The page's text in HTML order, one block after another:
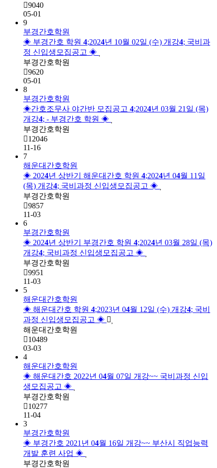
9040
05-01
9
부경간호학원
◈ 부경간호 학원  4;2024년 10월 02일 (수) 개강4; 국비과
정 신입생모집공고 ◈
부경간호학원
9620
05-01
8
부경간호학원
◈간호조무사 야간반 모집공고  4;2024년 03월 21일 (목)
개강4; - 부경간호 학원 ◈
부경간호학원
12046
11-16
7
해운대간호학원
◈ 2024년 상반기 해운대간호 학원  4;2024년 04월 11일
(목) 개강4; 국비과정 신입생모집공고 ◈
부경간호학원
9857
11-03
6
부경간호학원
◈ 2024년 상반기 부경간호 학원  4;2024년 03월 28일 (목)
개강4; 국비과정 신입생모집공고 ◈
부경간호학원
9951
11-03
5
해운대간호학원
◈ 해운대간호 학원  4;2023년 04월 12일 (수) 개강4; 국비
과정 신입생모집공고 ◈
해운대간호학원
10489
03-03
4
해운대간호학원
◈ 해운대간호 2022년 04월 07일 개강~~ 국비과정 신입
생모집공고 ◈
부경간호학원
10277
11-04
3
부경간호학원
◈ 부경간호 2021년 04월 16일 개강~~ 부산시 직업능력
개발 훈련 사업 ◈
부경간호학원